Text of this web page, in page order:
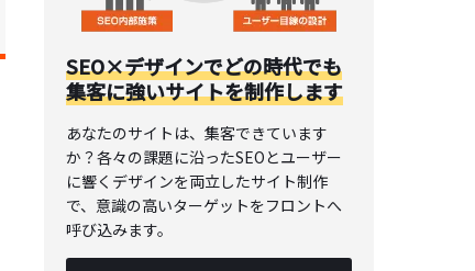
SEO×デザインでどの時代でも
集客に強いサイトを制作します
あなたのサイトは、集客できています
か？各々の課題に沿ったSEOとユーザー
に響くデザインを両立したサイト制作
で、意識の高いターゲットをフロントへ
呼び込みます。